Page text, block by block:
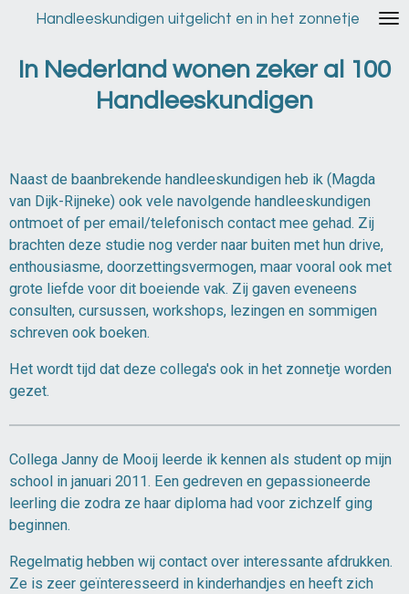
naar
hoofdinhoud
Handleeskundigen uitgelicht en in het zonnetje
In Nederland wonen zeker al 100
Handleeskundigen
Naast de baanbrekende handleeskundigen heb ik (Magda
van Dijk-Rijneke) ook vele navolgende handleeskundigen
ontmoet of per email/telefonisch contact mee gehad. Zij
brachten deze studie nog verder naar buiten met hun drive,
enthousiasme, doorzettingsvermogen, maar vooral ook met
grote liefde voor dit boeiende vak. Zij gaven eveneens
consulten, cursussen, workshops, lezingen en sommigen
schreven ook boeken.
Het wordt tijd dat deze collega's ook in het zonnetje worden
gezet.
Collega Janny de Mooij leerde ik kennen als student op mijn
school in januari 2011. Een gedreven en gepassioneerde
leerling die zodra ze haar diploma had voor zichzelf ging
beginnen.
Regelmatig hebben wij contact over interessante afdrukken.
Ze is zeer geïnteresseerd in kinderhandjes en heeft zich